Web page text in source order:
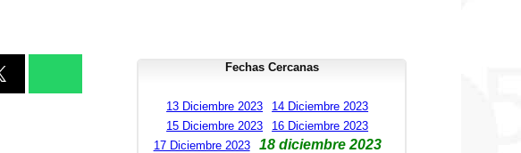
Fechas Cercanas
13 Diciembre 2023
14 Diciembre 2023
15 Diciembre 2023
16 Diciembre 2023
17 Diciembre 2023
18 diciembre 2023